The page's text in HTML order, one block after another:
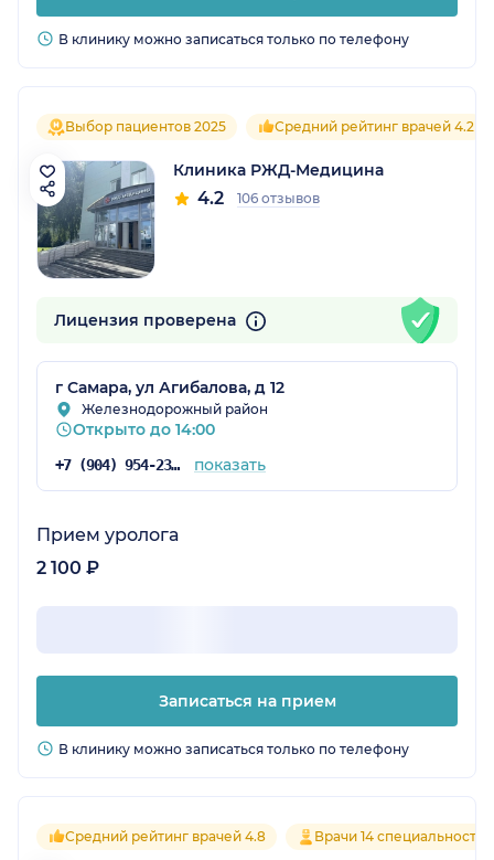
В клинику можно записаться только по телефону
Выбор пациентов 2025 Средний рейтинг врачей 4.2
Клиника РЖД-Медицина
4.2 106 отзывов
Лицензия проверена
г Самара, ул Агибалова, д 12
Железнодорожный район
Открыто до 14:00
+7 (904) 954-23-83 показать
Прием уролога
2 100 ₽
Записаться на прием
В клинику можно записаться только по телефону
Средний рейтинг врачей 4.8 Врачи 14 специальностей